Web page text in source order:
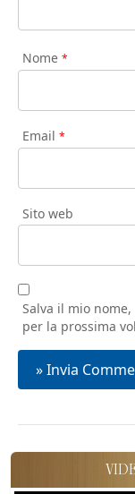
Nome *
Email *
Sito web
Salva il mio
per la prossima